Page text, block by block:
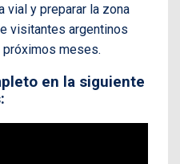
vial y preparar la zona
visitantes argentinos
meses.
en la siguiente